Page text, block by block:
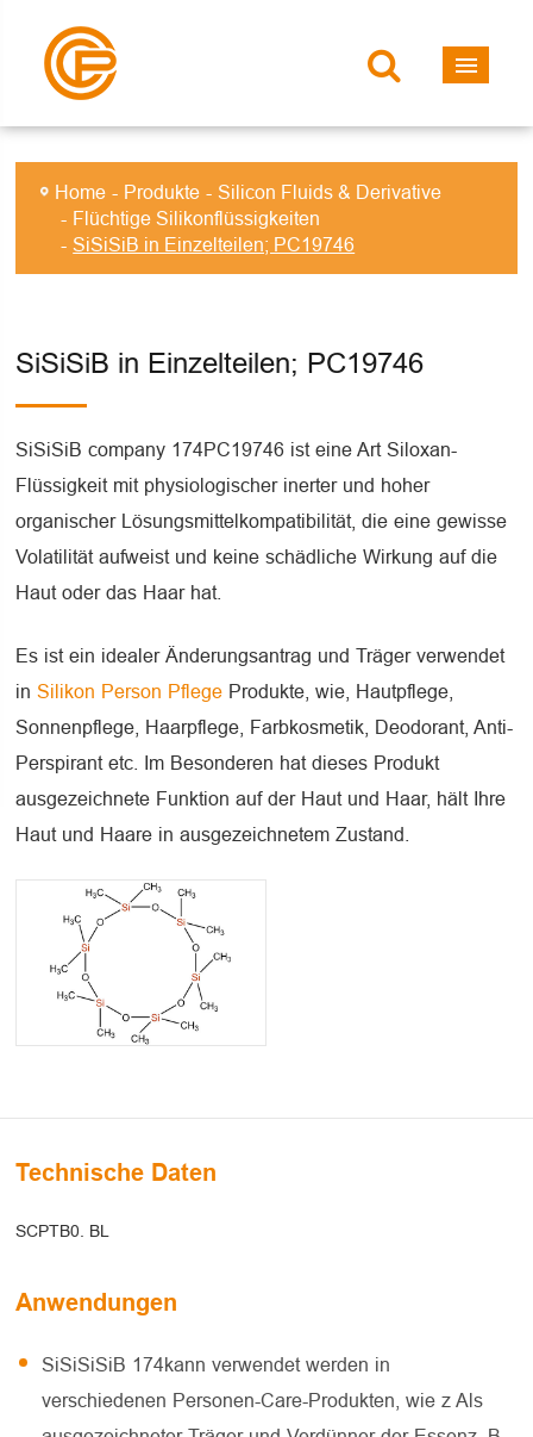
Home Produkte
Silicon Fluids & Derivative
Flüchtige Silikonflüssigkeiten
SiSiSiB in Einzelteilen; PC19746
SiSiSiB in Einzelteilen; PC19746
SiSiSiB company 174PC19746 ist eine Art Siloxan-
Flüssigkeit mit physiologischer inerter und hoher
organischer Lösungsmittelkompatibilität, die eine gewisse
Volatilität aufweist und keine schädliche Wirkung auf die
Haut oder das Haar hat.
Es ist ein idealer Änderungsantrag und Träger verwendet
inSilikon Person Pflege Produkte, wie, Hautpflege,
Sonnenpflege, Haarpflege, Farbkosmetik, Deodorant, Anti-
Perspirant etc. Im Besonderen hat dieses Produkt
ausgezeichnete Funktion auf der Haut und Haar, hält Ihre
Haut und Haare in ausgezeichnetem Zustand.
Technische Daten
SCPTB0. BL
Anwendungen
SiSiSiSiB 174kann verwendet werden in
verschiedenen Personen-Care-Produkten, wie z Als